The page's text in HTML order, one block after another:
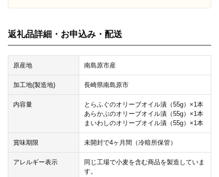
返礼品詳細・お申込み・配送
原産地 南島原市産
加工地(製造地) 長崎県南島原市
内容量
とらふぐのオリーブオイル漬（55g）×1本
あらかぶのオリーブオイル漬（55g）×1本
まいわしのオリーブオイル漬（55g）×1本
賞味期限 未開封で4ヶ月間（冷暗所保管）
アレルギー表示
同じ工場で小麦を含む商品を製造していま
す。